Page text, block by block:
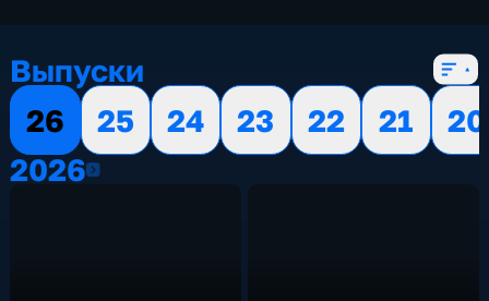
Выпуски
26
25 24 23 22 21
20
20262026